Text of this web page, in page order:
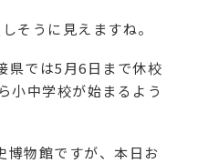
そうに見えますね。
県では5月6日まで休校
小中学校が始まるよう
博物館ですが、本日お